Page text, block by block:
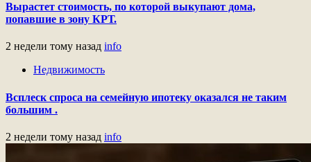
Вырастет стоимость, по которой выкупают дома,
попавшие в зону КРТ.
2 недели тому назад info
Недвижимость
Всплеск спроса на семейную ипотеку оказался не таким
большим .
2 недели тому назад info